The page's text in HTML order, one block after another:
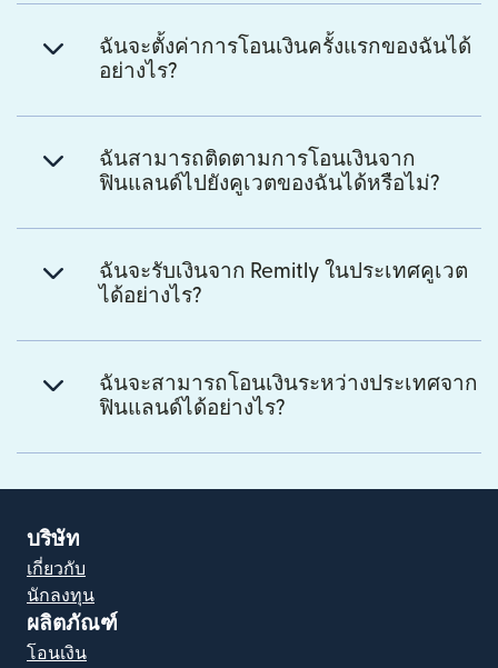
ฉันจะตั้งค่าการโอนเงินครั้งแรกของฉันได้
อย่างไร?
ฉันสามารถติดตามการโอนเงินจาก
ฟินแลนด์ไปยังคูเวตของฉันได้หรือไม่?
ฉันจะรับเงินจาก Remitly ในประเทศคูเวต
ได้อย่างไร?
ฉันจะสามารถโอนเงินระหว่างประเทศจาก
ฟินแลนด์ได้อย่างไร?
บริษัท
เกี่ยวกับ
นักลงทุน
ผลิตภัณฑ์
โอนเงิน